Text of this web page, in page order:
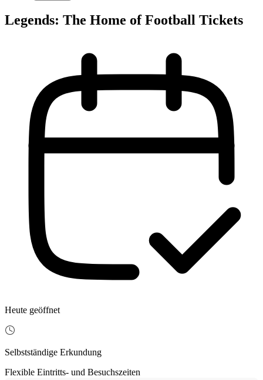
Legends: The Home of Football Tickets
Heute geöffnet
Selbstständige Erkundung
Flexible Eintritts- und Besuchszeiten